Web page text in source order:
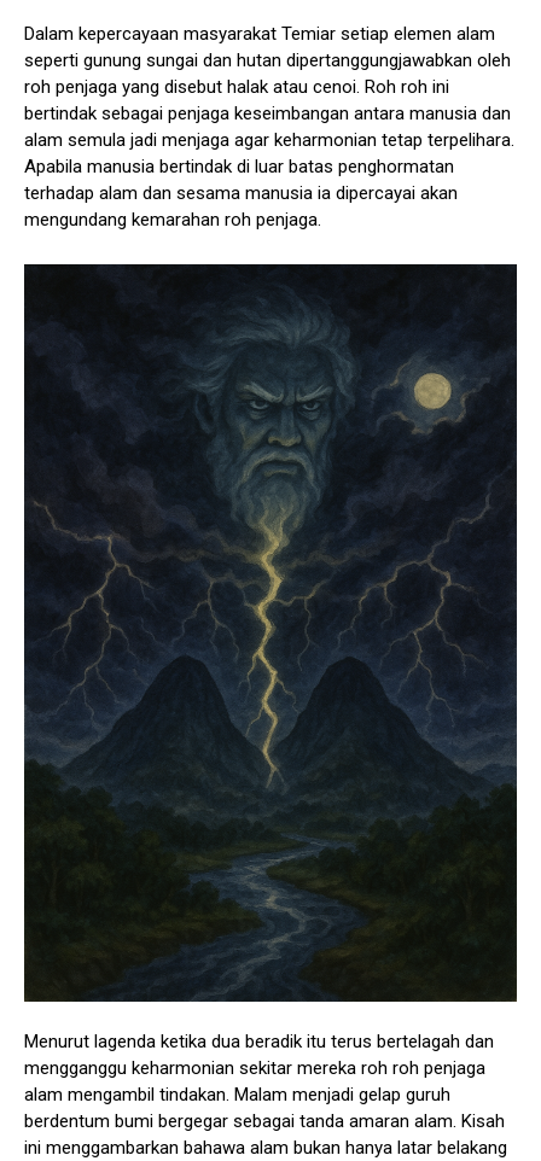
Dalam kepercayaan masyarakat Temiar setiap elemen alam
seperti gunung sungai dan hutan dipertanggungjawabkan oleh
roh penjaga yang disebut halak atau cenoi. Roh roh ini
bertindak sebagai penjaga keseimbangan antara manusia dan
alam semula jadi menjaga agar keharmonian tetap terpelihara.
Apabila manusia bertindak di luar batas penghormatan
terhadap alam dan sesama manusia ia dipercayai akan
mengundang kemarahan roh penjaga.
Menurut lagenda ketika dua beradik itu terus bertelagah dan
mengganggu keharmonian sekitar mereka roh roh penjaga
alam mengambil tindakan. Malam menjadi gelap guruh
berdentum bumi bergegar sebagai tanda amaran alam. Kisah
ini menggambarkan bahawa alam bukan hanya latar belakang